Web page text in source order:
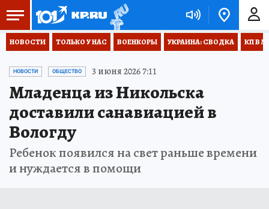
НОВОСТИ ТОЛЬКО У НАС ВОЕНКОРЫ УКРАИНА: СВОДКА КП В
НОВОСТИ ОБЩЕСТВО 3 июня 2026 7:11
Младенца из Никольска
доставили санавиацией в
Вологду
Ребенок появился на свет раньше времени
и нуждается в помощи